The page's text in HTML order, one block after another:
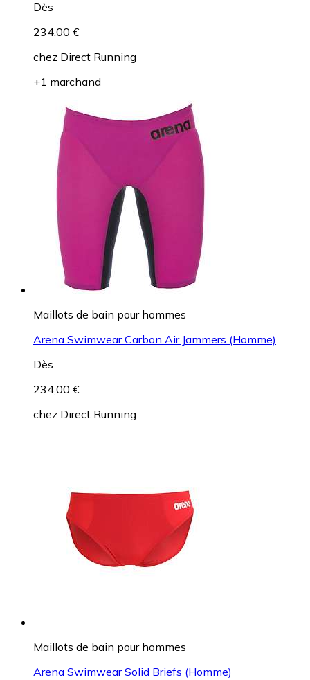
Dès
234,00 €
chez Direct Running
+1 marchand
Maillots de bain pour hommes
Arena Swimwear Carbon Air Jammers (Homme)
Dès
234,00 €
chez Direct Running
Maillots de bain pour hommes
Arena Swimwear Solid Briefs (Homme)